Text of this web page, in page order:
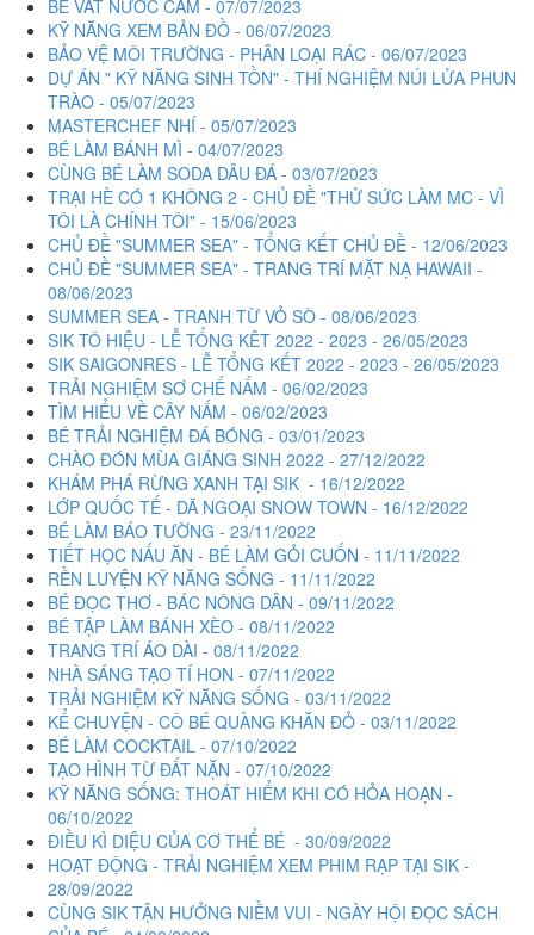
BÉ VẮT NƯỚC CAM - 07/07/2023
KỸ NĂNG XEM BẢN ĐỒ - 06/07/2023
BẢO VỆ MÔI TRƯỜNG - PHÂN LOẠI RÁC - 06/07/2023
DỰ ÁN " KỸ NĂNG SINH TỒN" - THÍ NGHIỆM NÚI LỬA PHUN
TRÀO - 05/07/2023
MASTERCHEF NHÍ - 05/07/2023
BÉ LÀM BÁNH MÌ - 04/07/2023
CÙNG BÉ LÀM SODA DÂU ĐÁ - 03/07/2023
TRẠI HÈ CÓ 1 KHÔNG 2 - CHỦ ĐỀ "THỬ SỨC LÀM MC - VÌ
TÔI LÀ CHÍNH TÔI" - 15/06/2023
CHỦ ĐỀ "SUMMER SEA" - TỔNG KẾT CHỦ ĐỀ - 12/06/2023
CHỦ ĐỀ "SUMMER SEA" - TRANG TRÍ MẶT NẠ HAWAII -
08/06/2023
SUMMER SEA - TRANH TỪ VỎ SÒ - 08/06/2023
SIK TÔ HIỆU - LỄ TỔNG KÊT 2022 - 2023 - 26/05/2023
SIK SAIGONRES - LỄ TỔNG KẾT 2022 - 2023 - 26/05/2023
TRẢI NGHIỆM SƠ CHẾ NẤM - 06/02/2023
TÌM HIỂU VỀ CÂY NẤM - 06/02/2023
BÉ TRẢI NGHIỆM ĐÁ BÓNG - 03/01/2023
CHÀO ĐÓN MÙA GIÁNG SINH 2022 - 27/12/2022
KHÁM PHÁ RỪNG XANH TẠI SIK - 16/12/2022
LỚP QUỐC TẾ - DÃ NGOẠI SNOW TOWN - 16/12/2022
BÉ LÀM BÁO TƯỜNG - 23/11/2022
TIẾT HỌC NẤU ĂN - BÉ LÀM GỎI CUỐN - 11/11/2022
RỀN LUYỆN KỸ NĂNG SỐNG - 11/11/2022
BÉ ĐỌC THƠ - BÁC NÔNG DÂN - 09/11/2022
BÉ TẬP LÀM BÁNH XÈO - 08/11/2022
TRANG TRÍ ÁO DÀI - 08/11/2022
NHÀ SÁNG TẠO TÍ HON - 07/11/2022
TRẢI NGHIỆM KỸ NĂNG SỐNG - 03/11/2022
KỂ CHUYỆN - CÔ BÉ QUÀNG KHĂN ĐỎ - 03/11/2022
BÉ LÀM COCKTAIL - 07/10/2022
TẠO HÌNH TỪ ĐẤT NẶN - 07/10/2022
KỸ NĂNG SỐNG: THOÁT HIỂM KHI CÓ HỎA HOẠN -
06/10/2022
ĐIỀU KÌ DIỆU CỦA CƠ THỂ BÉ - 30/09/2022
HOẠT ĐỘNG - TRẢI NGHIỆM XEM PHIM RẠP TẠI SIK -
28/09/2022
CÙNG SIK TẬN HƯỞNG NIỀM VUI - NGÀY HỘI ĐỌC SÁCH